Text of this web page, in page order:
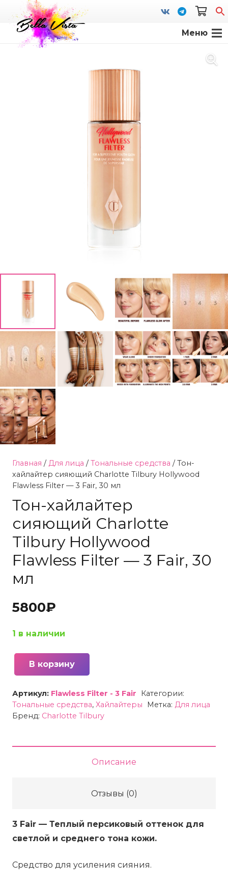
Меню
Главная / Для лица /Тональные средства / Тон-
хайлайтер сияющий Charlotte Tilbury Hollywood
Flawless Filter — 3 Fair, 30 мл
Тон-хайлайтер
сияющий Charlotte
Tilbury Hollywood
Flawless Filter — 3 Fair, 30
мл
5800₽
1 в наличии
Количество
Тон-
хайлайтер
3
Fair,
мл
В корзину
Артикул: Flawless Filter - 3 Fair
Категории:
Тональные средства, Хайлайтеры Метка: Для лица
Бренд: Charlotte Tilbury
Описание
Отзывы (0)
3 Fair — Теплый персиковый оттенок для
светлой и среднего тона кожи.
Средство для усиления сияния.